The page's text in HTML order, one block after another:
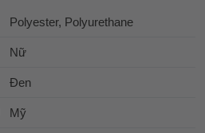
Polyester, Polyurethane
Nữ
Đen
Mỹ